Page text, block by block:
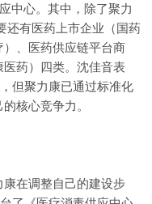
中心。其中，除了聚力
还有医药上市企业（国药
、医药供应链平台商
医药）四类。沈佳音表
但聚力康已通过标准化
核心竞争力。
在调整自己的建设步